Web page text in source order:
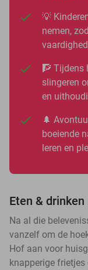
💡
nemen,
🧗 Tijdens
slingeren
en
🌲
boeiende
leren en
Eten &
Na al die
vanzelf om de
Hof aan voor
knapperige